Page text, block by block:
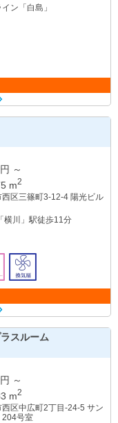
ン「白島」
円 ～
m2
西区三篠町3-12-4 陽光ビル
横川」駅徒歩11分
スルーム
円 ～
m2
西区中広町2丁目-24-5 サン
号室